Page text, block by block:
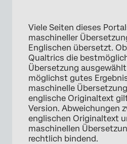
Viele Seiten dieses
maschineller
Englischen übersetzt.
Qualtrics die
Übersetzung
möglichst gutes
maschinelle
englische Originaltext
Version. Abweichungen
englischen Originaltext
maschinellen
rechtlich bindend.